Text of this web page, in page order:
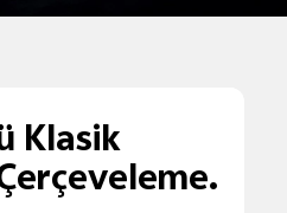
Klasik